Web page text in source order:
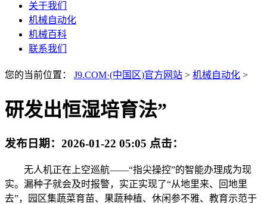
关于我们
机械自动化
机械百科
联系我们
您的当前位置： J9.COM·(中国区)官方网站 > 机械自动化 >
研发出恒湿培育法”
发布日期： 2026-01-22 05:05 点击：
无人机正在上空巡航——“指尖操控”的智能办理成为现
实。漏种子就会及时报警，实正实现了“从地里来、回地里
去”，园区集蔬菜育苗、果蔬种植、休闲参不雅、教育示范于